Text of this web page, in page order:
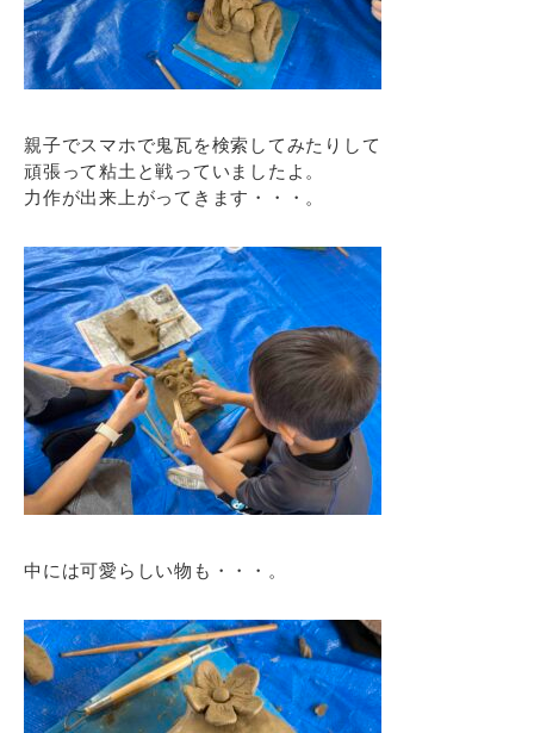
親子でスマホで鬼瓦を検索してみたりして
頑張って粘土と戦っていましたよ。
力作が出来上がってきます・・・。
中には可愛らしい物も・・・。